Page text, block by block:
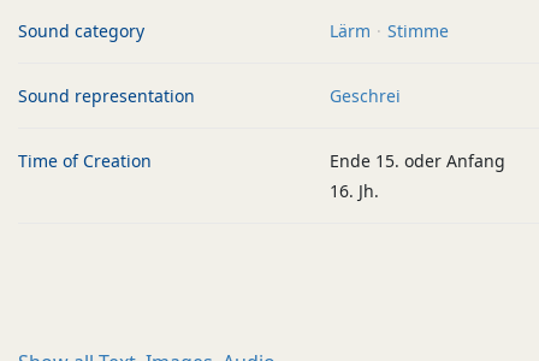
Sound category Lärm Stimme
Sound representation Geschrei
Time of Creation
Ende 15. oder Anfang
16. Jh.